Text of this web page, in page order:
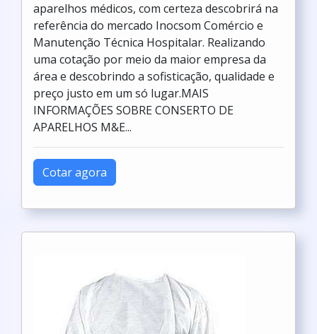
aparelhos médicos, com certeza descobrirá na
referência do mercado Inocsom Comércio e
Manutenção Técnica Hospitalar. Realizando
uma cotação por meio da maior empresa da
área e descobrindo a sofisticação, qualidade e
preço justo em um só lugar.MAIS
INFORMAÇÕES SOBRE CONSERTO DE
APARELHOS M&E...
Cotar agora